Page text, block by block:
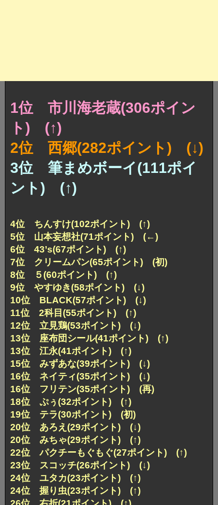
1位 市川海老蔵(306ポイン
ト) (↑)
2位 西郷(282ポイント) (↓)
3位 筆まめボーイ(111ポイ
ント) (↑)
4位 ちんすけ(102ポイント) (↑)
5位 山本妄想社(71ポイント) (←)
6位 43’s(67ポイント) (↑)
7位 クリームパン(65ポイント) (初)
8位 ５(60ポイント) (↑)
9位 やすゆき(58ポイント) (↓)
10位 BLACK(57ポイント) (↓)
11位 2科目(55ポイント) (↑)
12位 立見鶏(53ポイント) (↓)
13位 座布団シール(41ポイント) (↑)
13位 江永(41ポイント) (↑)
15位 みずあな(39ポイント) (↓)
16位 ネイティ(35ポイント) (↓)
16位 フリテン(35ポイント) (再)
18位 ぷぅ(32ポイント) (↑)
19位 テラ(30ポイント) (初)
20位 あろえ(29ポイント) (↓)
20位 みちゃ(29ポイント) (↑)
22位 パクチーもぐもぐ(27ポイント) (↑)
23位 スコッチ(26ポイント) (↓)
24位 ユタカ(23ポイント) (↑)
24位 握り虫(23ポイント) (↑)